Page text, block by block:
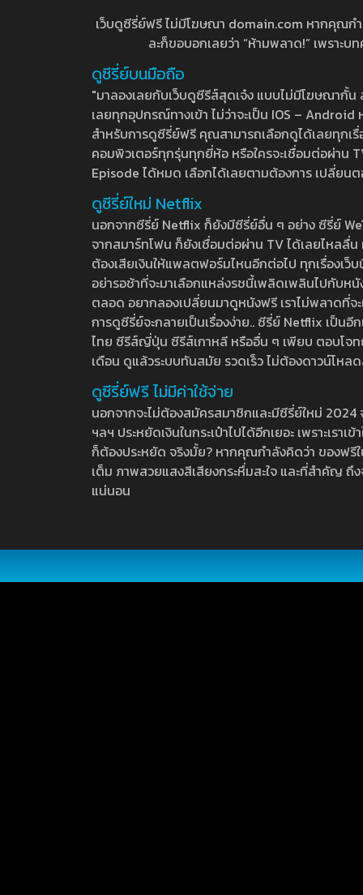
เว็บดูซีรี่ย์ฟรี ไม่มีโฆษณา domain.com หากคุณก
ละก็ขอบอกเลยว่า “ห้ามพลาด!” เพราะ
ดูซีรี่ย์บนมือถือ
"มาลองเลยกับเว็บดูซีรีส์สุดเจ๋ง แบบไม่มีโฆษณากั้
เลยทุกอุปกรณ์ทางเข้า ไม่ว่าจะเป็น IOS –
สำหรับการดูซีรี่ย์ฟรี คุณสามารถเลือกดูได้เลยทุกเ
คอมพิวเตอร์ทุกรุ่นทุกยี่ห้อ หรือใครจะเชื่อมต่อผ่าน
Episode ได้หมด เลือกได้เลยตามต้องการ เปลี่ยน
ดูซีรี่ย์ใหม่ Netflix
นอกจากซีรี่ย์ Netflix ก็ยังมีซีรี่ย์อื่น ๆ อย่าง ซีรี่ย์
จากสมาร์ทโฟน ก็ยังเชื่อมต่อผ่าน TV ได้เลยไหลลื่
ต้องเสียเงินให้แพลตฟอร์มไหนอีกต่อไป ทุกเรื่องเว็
อย่ารอช้าที่จะมาเลือกแหล่งรชนี้เพลิดเพลินไปกับห
ตลอด อยากลองเปลี่ยนมาดูหนังฟรี เราไม่พลาดที่
การดูซีรี่ย์จะกลายเป็นเรื่องง่าย.. ซีรี่ย์ Netflix เป็น
ไทย ซีรีส์ญี่ปุ่น ซีรีส์เกาหลี หรืออื่น ๆ เพียบ ตอบโจท
เดือน ดูแล้วระบบทันสมัย รวดเร็ว ไม่ต้องดาวน์โห
ดูซีรี่ย์ฟรี ไม่มีค่าใช้จ่าย
นอกจากจะไม่ต้องสมัครสมาชิกและมีซีรี่ย์ใหม่
ฯลฯ ประหยัดเงินในกระเป๋าไปได้อีกเยอะ เพราะเร
ก็ต้องประหยัด จริงมั้ย? หากคุณกำลังคิดว่า ของฟ
เต็ม ภาพสวยแสงสีเสียงกระหึ่มสะใจ และที่สำคัญ
แน่นอน